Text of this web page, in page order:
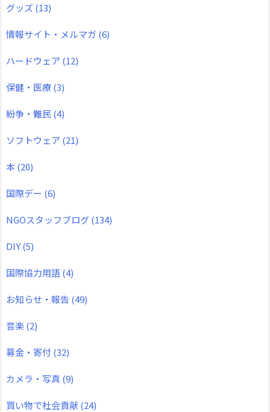
グッズ (13)
情報サイト・メルマガ (6)
ハードウェア (12)
保健・医療(3)
紛争・難民(4)
ソフトウェア (21)
本(20)
国際デー (6)
NGOスタッフブログ(134)
DIY(5)
国際協力用語(4)
お知らせ・報告 (49)
音楽(2)
募金・寄付 (32)
カメラ・写真(9)
買い物で社会貢献 (24)